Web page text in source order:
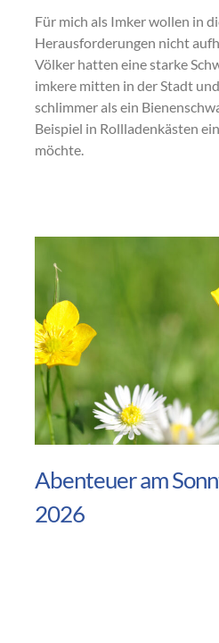
Für mich als Imker wollen in
Herausforderungen nicht
Völker hatten eine starke
imkere mitten in der Stadt
schlimmer als ein
Beispiel in Rollladenkästen
möchte.
Abenteuer am
2026